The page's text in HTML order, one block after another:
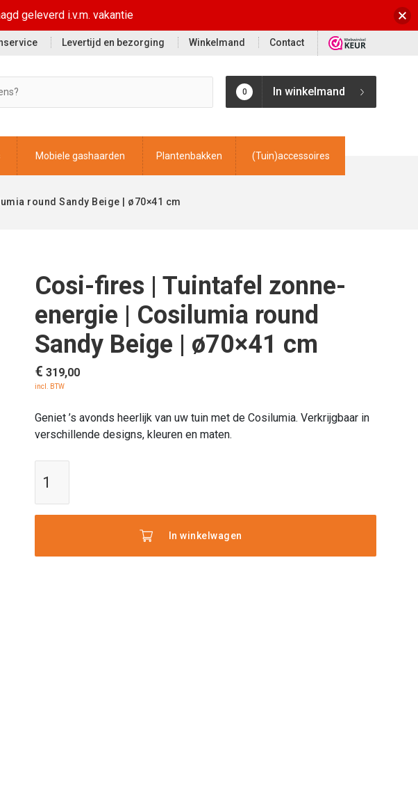
Levertijd en bezorging Winkelmand Contact
0 In winkelmand
Mobiele gashaarden Plantenbakken (Tuin)accessoires
round Sandy Beige | ø70×41 cm
Cosi-fires | Tuintafel zonne-
energie | Cosilumia round
Sandy Beige | ø70×41 cm
€ 319,00
incl. BTW
Geniet ’s avonds heerlijk van uw tuin met de Cosilumia. Verkrijgbaar in
verschillende designs, kleuren en maten.
|
Tuintafel
In winkelwagen
geleverd i.v.m. vakantie